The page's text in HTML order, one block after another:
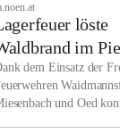
sowie
urigen
Ort.
geschrieben
löste
im
dem Einsatz der
und Oed